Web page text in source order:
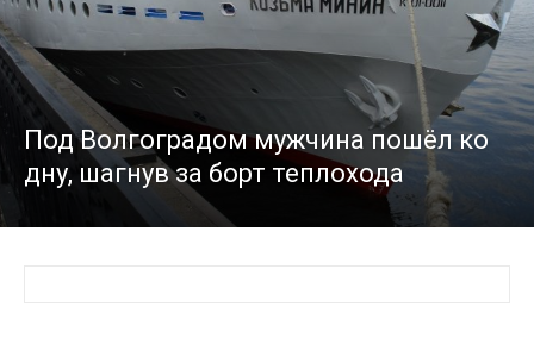
Под Волгоградом мужчина пошёл ко
дну, шагнув за борт теплохода